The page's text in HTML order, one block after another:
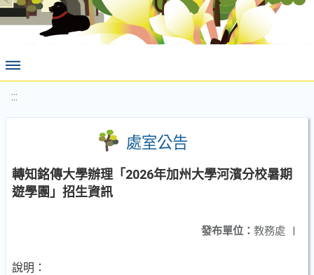
:::
處室公告
轉知銘傳大學辦理「2026年加州大學河濱分校暑期
遊學團」招生資訊
發布單位： 教務處 |
說明：